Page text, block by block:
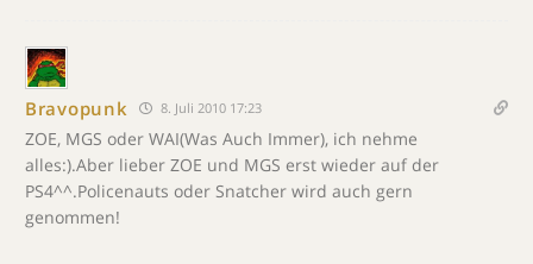
Bravopunk 8. Juli 2010 17:23
ZOE, MGS oder WAI(Was Auch Immer), ich nehme
alles:).Aber lieber ZOE und MGS erst wieder auf der
PS4^^.Policenauts oder Snatcher wird auch gern
genommen!